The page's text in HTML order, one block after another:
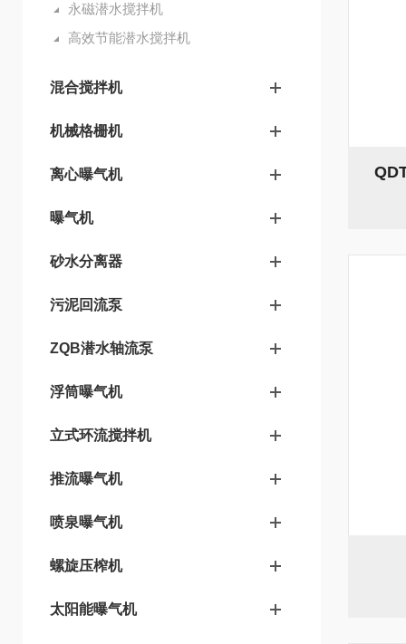
永磁潜水搅拌机
高效节能潜水搅拌机
混合搅拌机
机械格栅机
离心曝气机
曝气机
砂水分离器
污泥回流泵
ZQB潜水轴流泵
浮筒曝气机
立式环流搅拌机
推流曝气机
喷泉曝气机
螺旋压榨机
太阳能曝气机